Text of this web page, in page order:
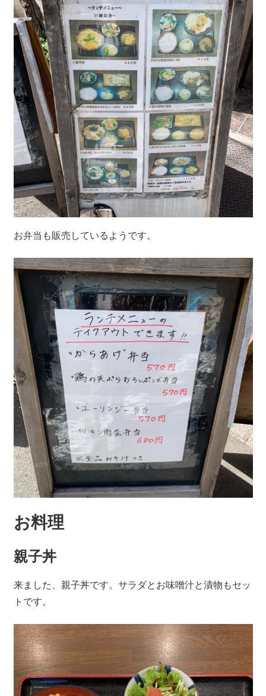
お弁当も販売しているようです。
お料理
親子丼
来ました、親子丼です。サラダとお味噌汁と漬物もセッ
トです。